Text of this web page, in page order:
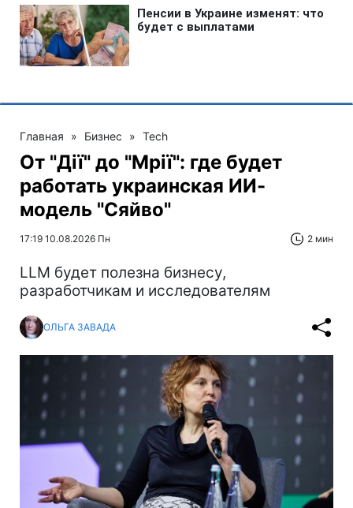
Главная » Бизнес » Tech
От "Дії" до "Мрії": где будет
работать украинская ИИ-
модель "Сяйво"
17:19 10.08.2026 Пн 2 мин
LLM будет полезна бизнесу,
разработчикам и исследователям
ОЛЬГА ЗАВАДА